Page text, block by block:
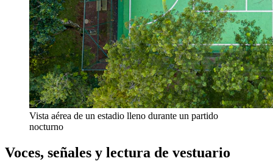
Vista aérea de un estadio lleno durante un partido
nocturno
Voces, señales y lectura de vestuario